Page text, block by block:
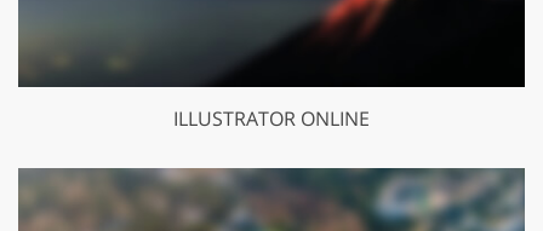
ILLUSTRATOR ONLINE